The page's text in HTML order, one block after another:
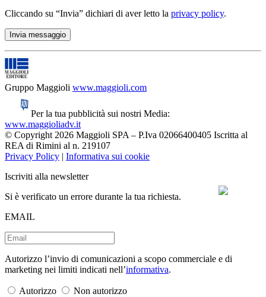
Cliccando su “Invia” dichiari di aver letto la privacy policy.
Gruppo Maggioli www.maggioli.com
Per la tua pubblicità sui nostri Media:
www.maggioliadv.it
© Copyright 2026 Maggioli SPA – P.Iva 02066400405 Iscritta al
REA di Rimini al n. 219107
Privacy Policy | Informativa sui cookie
Iscriviti alla newsletter
Si è verificato un errore durante la tua richiesta.
EMAIL
Autorizzo l’invio di comunicazioni a scopo commerciale e di
marketing nei limiti indicati nell’informativa.
Autorizzo
Non autorizzo